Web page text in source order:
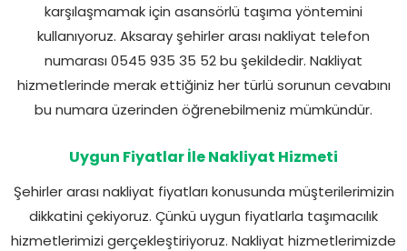
karşılaşmamak için asansörlü taşıma yöntemini
kullanıyoruz. Aksaray şehirler arası nakliyat telefon
numarası 0545 935 35 52 bu şekildedir. Nakliyat
hizmetlerinde merak ettiğiniz her türlü sorunun cevabını
bu numara üzerinden öğrenebilmeniz mümkündür.
Uygun Fiyatlar İle Nakliyat Hizmeti
Şehirler arası nakliyat fiyatları konusunda müşterilerimizin
dikkatini çekiyoruz. Çünkü uygun fiyatlarla taşımacılık
hizmetlerimizi gerçekleştiriyoruz. Nakliyat hizmetlerimizde